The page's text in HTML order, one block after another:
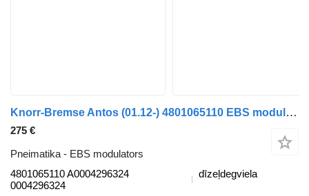
Knorr-Bremse Antos (01.12-) 4801065110 EBS modulators paredzēts Mercedes-Benz Actros MP4 Antos Arocs (2012-) kravas automašīnas
275 €
Pneimatika - EBS modulators
4801065110 A0004296324
0004296324
dīzeļdegviela